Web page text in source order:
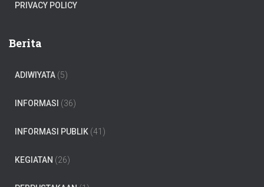
PRIVACY POLICY
Berita
ADIWIYATA (5)
INFORMASI (36)
INFORMASI PUBLIK (41)
KEGIATAN (26)